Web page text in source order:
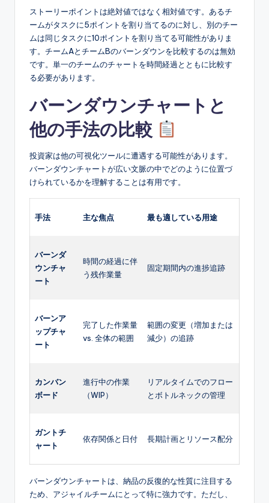
ストーリーポイントは絶対値ではなく相対値です。あるチ
ームがタスクに5ポイントを割り当てるのに対し、別のチー
ムは同じタスクに10ポイントを割り当てる可能性がありま
す。チームAとチームBのバーンダウンを比較するのは無効
です。単一のチームのチャートを時間経過とともに比較す
る必要があります。
バーンダウンチャートと
他の手法の比較
投資家は他の可視化ツールに遭遇する可能性があります。
バーンダウンチャートが広い文脈の中でどのように位置づ
けられているかを理解することは有用です。
手法 主な焦点 最も適している用途
バーンダ
ウンチャ
ート
時間の経過に伴
う残作業量
固定期間内の進捗追跡
バーンア
ップチャ
ート
完了した作業量
vs. 全体の範囲
範囲の変更（増加または
減少）の追跡
カンバン
ボード
進行中の作業
（WIP）
リアルタイムでのフロー
とボトルネックの管理
ガントチ
ャート
依存関係と日付 長期計画とリソース配分
バーンダウンチャートは、納品の反復的な性質に注目する
ため、アジャイルチームにとって特に強力です。ただし、